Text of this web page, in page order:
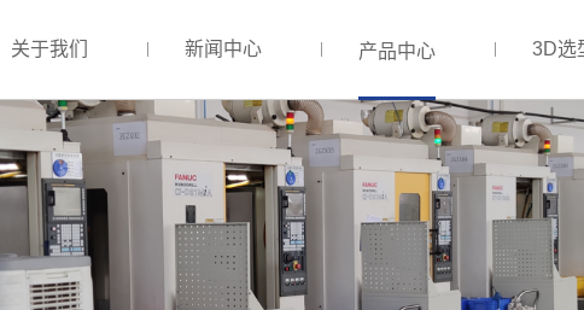
关于我们 新闻中心 产品中心 3D选